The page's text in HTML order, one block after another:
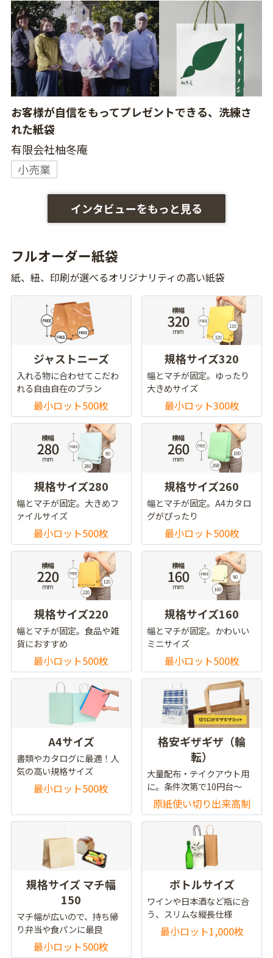
お客様が自信をもってプレゼントできる、洗練さ
れた紙袋
有限会社柚冬庵
小売業
インタビューをもっと見る
フルオーダー紙袋
紙、紐、印刷が選べるオリジナリティの高い紙袋
ジャストニーズ
入れる物に合わせてこだわ
れる自由自在のプラン
最小ロット500枚
規格サイズ320
幅とマチが固定。ゆったり
大きめサイズ
最小ロット300枚
規格サイズ280
幅とマチが固定。大きめフ
ァイルサイズ
最小ロット500枚
規格サイズ260
幅とマチが固定。A4カタロ
グがぴったり
最小ロット500枚
規格サイズ220
幅とマチが固定。食品や雑
貨におすすめ
最小ロット500枚
規格サイズ160
幅とマチが固定。かわいい
ミニサイズ
最小ロット500枚
A4サイズ
書類やカタログに最適！人
気の高い規格サイズ
最小ロット500枚
格安ギザギザ（輪
転）
大量配布・テイクアウト用
に。条件次第で10円台～
原紙使い切り出来高制
規格サイズ マチ幅
150
マチ幅が広いので、持ち帰
り弁当や食パンに最良
最小ロット500枚
ボトルサイズ
ワインや日本酒など瓶に合
う、スリムな縦長仕様
最小ロット1,000枚